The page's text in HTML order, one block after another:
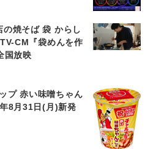
の焼そば 袋 からし
CM『袋めんを作
国放映
プ 赤い味噌ちゃん
8月31日(月)新発